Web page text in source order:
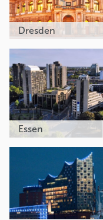
Dresden
Essen